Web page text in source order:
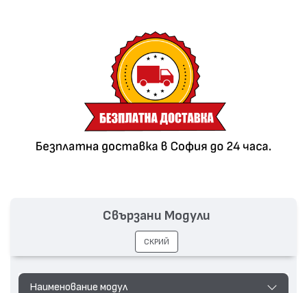
Наименование модул
Свързани Модули
СКРИЙ